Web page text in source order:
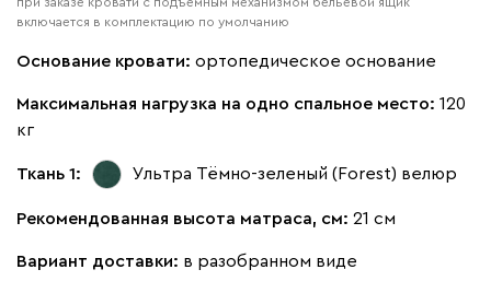
Кларинс
130 690 695 792 900
включается в комплектацию по умолчанию
Основание кровати: ортопедическое основание
Максимальная нагрузка на одно спальное место: 120
кг
Ткань 1: Ультра Тёмно-зеленый (Forest) велюр
Рекомендованная высота матраса, см: 21 см
Вариант доставки: в разобранном виде